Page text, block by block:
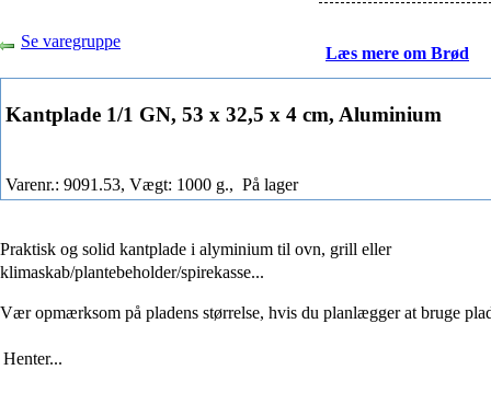
Se varegruppe
Læs mere om Brød
Kantplade 1/1 GN, 53 x 32,5 x 4 cm, Aluminium
Varenr.: 9091.53, Vægt: 1000 g., På lager
Praktisk og solid kantplade i alyminium til ovn, grill eller
klimaskab/plantebeholder/spirekasse...
Vær opmærksom på pladens størrelse, hvis du planlægger at bruge
Henter...